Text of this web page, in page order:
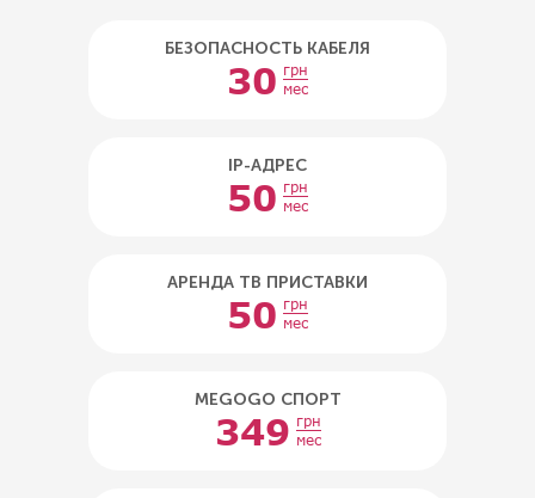
БЕЗОПАСНОСТЬ КАБЕЛЯ
30 грн
мес
IP-АДРЕС
50 грн
мес
АРЕНДА ТВ ПРИСТАВКИ
50 грн
мес
MEGOGO СПОРТ
349 грн
мес